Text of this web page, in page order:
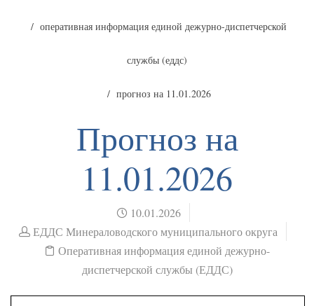
оперативная информация единой дежурно-диспетчерской
службы (еддс)
прогноз на 11.01.2026
Прогноз на
11.01.2026
10.01.2026
ЕДДС Минераловодского муниципального округа
Оперативная информация единой дежурно-
диспетчерской службы (ЕДДС)